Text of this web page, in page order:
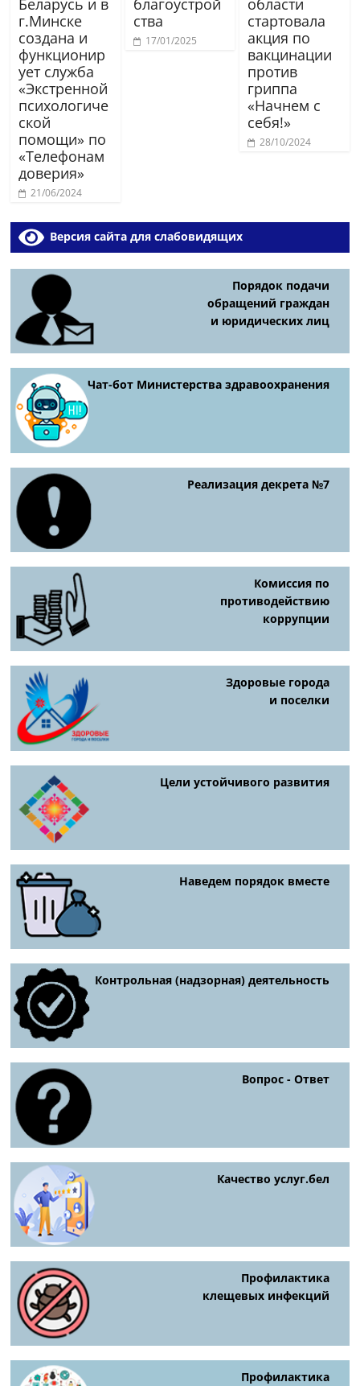
Беларусь и в
г.Минске
создана и
функционир
ует служба
«Экстренной
психологиче
ской
помощи» по
«Телефонам
доверия»
21/06/2024
благоустрой
ства
17/01/2025
области
стартовала
акция по
вакцинации
против
гриппа
«Начнем с
себя!»
28/10/2024
Версия сайта для слабовидящих
Порядок подачи
обращений граждан
и юридических лиц
Чат-бот Министерства здравоохранения
Реализация декрета №7
Комиссия по
противодействию
коррупции
Здоровые города
и поселки
Цели устойчивого развития
Наведем порядок вместе
Контрольная (надзорная) деятельность
Вопрос - Ответ
Качество услуг.бел
Профилактика
клещевых инфекций
Профилактика